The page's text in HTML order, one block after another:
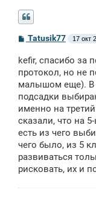
С
б
щ
е
н
и
Tatusik77 17 окт
kefir, спасибо за
протокол, но не
малышом еще). В
подсадки
именно на
сказали, что на
есть из чего
чего было, из 5
развиваться
рисковать, их и